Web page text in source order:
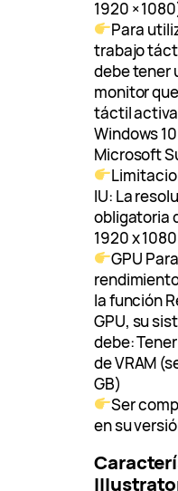
1920 ×
Para
trabajo
debe tener
monitor
táctil
Windows
Microsoft
IU: La
obligatoria
1920 x
GPU
la función
GPU, su
debe:
de VRAM
GB)
Ser
en su